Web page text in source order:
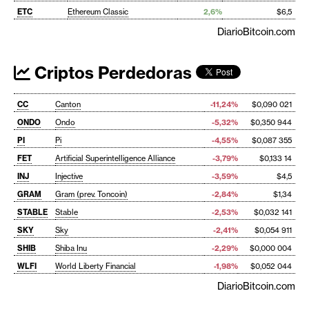
ETC
Ethereum Classic 2,6% $6,5
DiarioBitcoin.com
Criptos Perdedoras
CC Canton -11,24%
$0,090 021
ONDO
Ondo -5,32%
$0,350 944
PI
Pi -4,55%
$0,087 355
FET
Artificial Superintelligence Alliance -3,79%
$0,133 14
INJ
Injective -3,59%
$4,5
GRAM
Gram (prev. Toncoin) -2,84%
$1,34
STABLE
Stable -2,53%
$0,032 141
SKY
Sky -2,41%
$0,054 911
SHIB
Shiba Inu -2,29%
$0,000 004
WLFI
World Liberty Financial -1,98% $0,052 044
DiarioBitcoin.com